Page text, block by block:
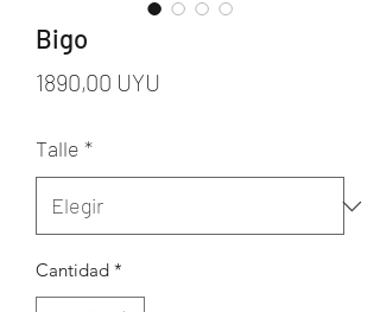
Bigo
1890,00 UYU
Talle *
Cantidad *